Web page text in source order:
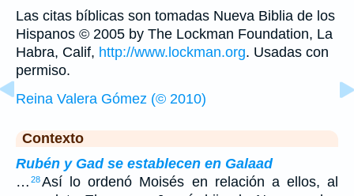
Las citas bíblicas son tomadas Nueva Biblia de los
Hispanos © 2005 by The Lockman Foundation, La
Habra, Calif, http://www.lockman.org. Usadas con
permiso.
Reina Valera Gómez (© 2010)
Contexto
Rubén y Gad se establecen en Galaad
… 28Así lo ordenó Moisés en relación a ellos, al